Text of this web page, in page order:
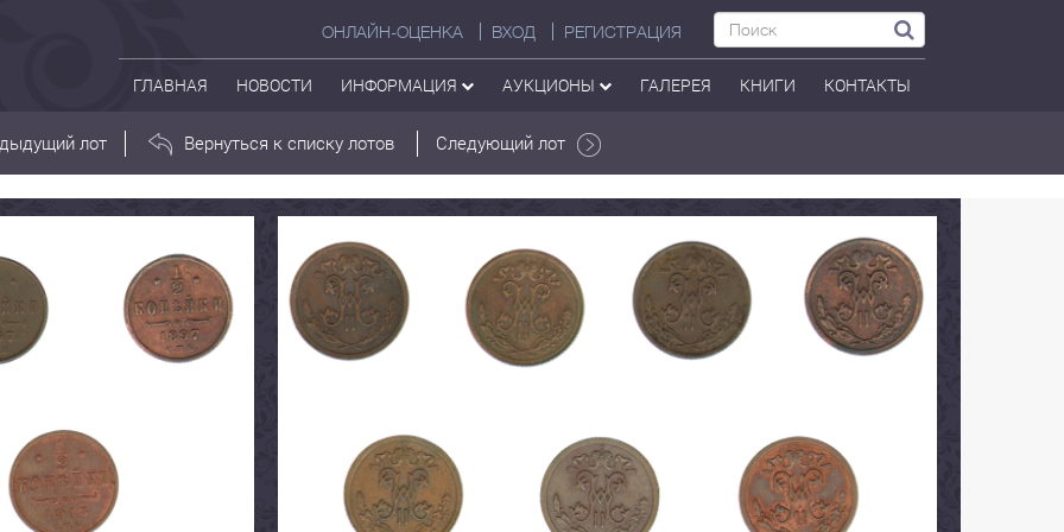
ОНЛАЙН-ОЦЕНКА ВХОД РЕГИСТРАЦИЯ
ГЛАВНАЯ НОВОСТИ ИНФОРМАЦИЯ АУКЦИОНЫ ГАЛЕРЕЯ КНИГИ КОНТАКТЫ
лот Вернуться к списку лотов Следующий лот